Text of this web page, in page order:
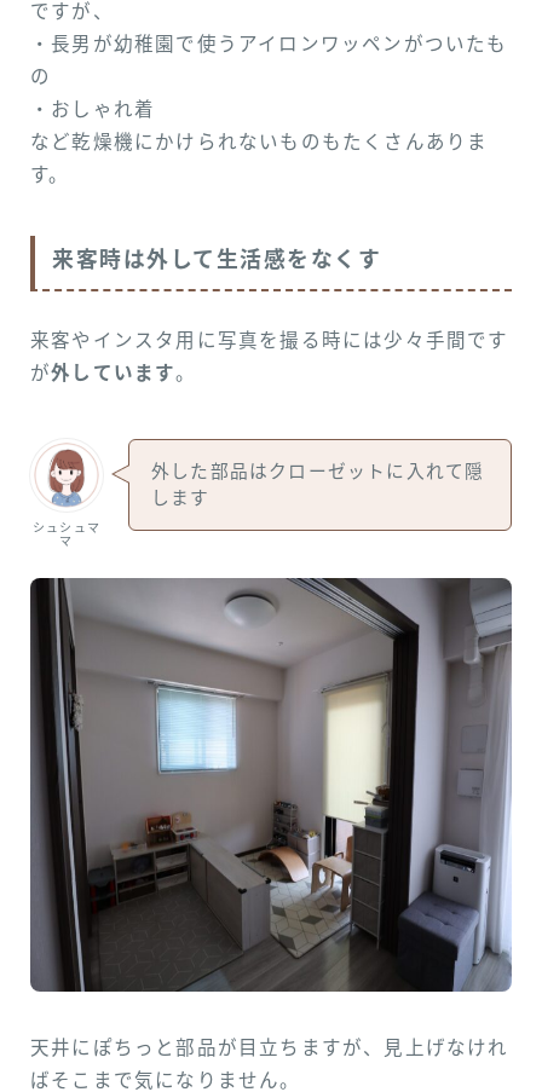
ですが、
・長男が幼稚園で使うアイロンワッペンがついたも
の
・おしゃれ着
など乾燥機にかけられないものもたくさんありま
す。
来客時は外して生活感をなくす
来客やインスタ用に写真を撮る時には少々手間です
が外しています。
シュシュマ
マ
外した部品はクローゼットに入れて隠
します
天井にぽちっと部品が目立ちますが、見上げなけれ
ばそこまで気になりません。